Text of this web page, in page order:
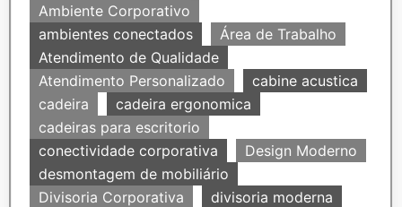
Ambiente Corporativo
ambientes conectados
Área de Trabalho
Atendimento de Qualidade
Atendimento Personalizado
cabine acustica
cadeira
cadeira ergonomica
cadeiras para escritorio
conectividade corporativa
Design Moderno
desmontagem de mobiliário
Divisoria Corporativa
divisoria moderna